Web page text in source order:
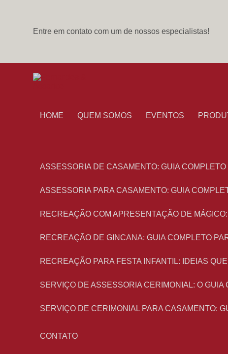
Entre em contato com um de nossos especialistas!
HOME QUEM SOMOS EVENTOS
ASSESSORIA DE CASAMENTO: GUIA
ASSESSORIA PARA CASAMENTO: GUIA
RECREAÇÃO COM APRESENTAÇÃO DE
RECREAÇÃO DE GINCANA: GUIA COMPLETO
RECREAÇÃO PARA FESTA INFANTIL: IDEIAS
SERVIÇO DE ASSESSORIA CERIMONIAL: O
SERVIÇO DE CERIMONIAL PARA CASAMENTO:
CONTATO